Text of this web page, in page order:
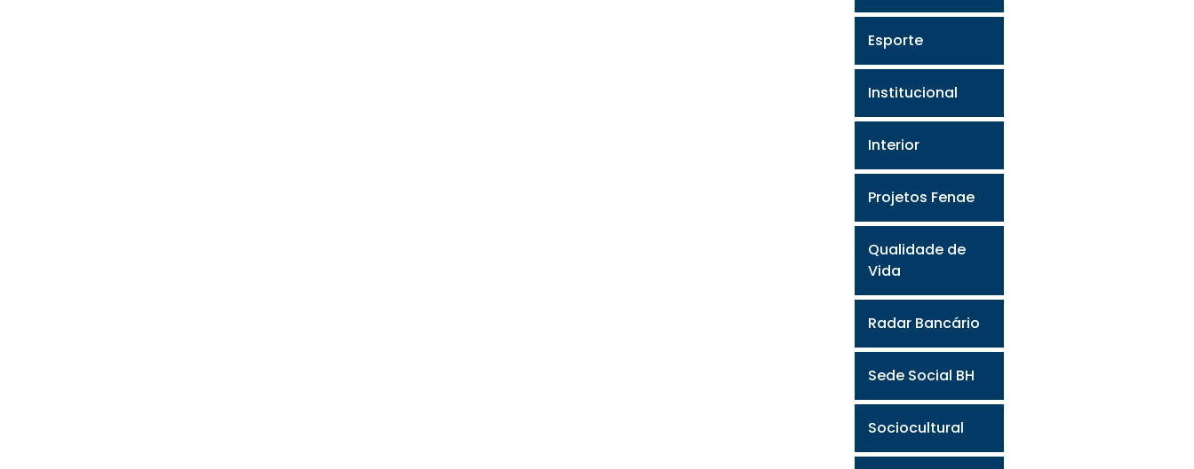
Esporte
Institucional
Interior
Projetos Fenae
Qualidade de
Vida
Radar Bancário
Sede Social BH
Sociocultural